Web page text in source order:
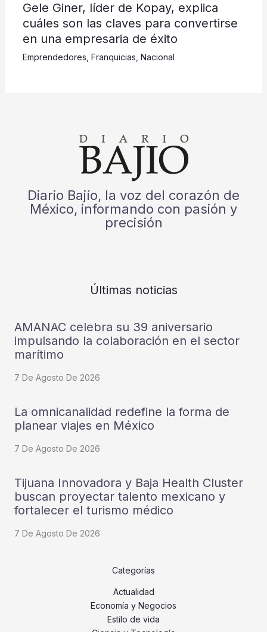
Gele Giner, líder de Kopay, explica
cuáles son las claves para convertirse
en una empresaria de éxito
Emprendedores Franquicias Nacional
Diario Bajío, la voz del corazón de
México, informando con pasión y
precisión
Últimas noticias
AMANAC celebra su 39 aniversario
impulsando la colaboración en el sector
marítimo
7 De Agosto De 2026
La omnicanalidad redefine la forma de
planear viajes en México
7 De Agosto De 2026
Tijuana Innovadora y Baja Health Cluster
buscan proyectar talento mexicano y
fortalecer el turismo médico
7 De Agosto De 2026
Categorías
Actualidad
Economía y Negocios
Estilo de vida